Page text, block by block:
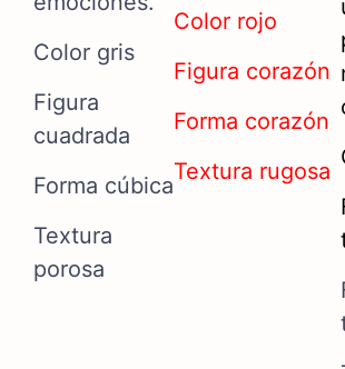
Color gris
Figura
cuadrada
Forma cúbica
Textura
porosa
Color rojo
Figura corazón
Forma corazón
Textura rugosa